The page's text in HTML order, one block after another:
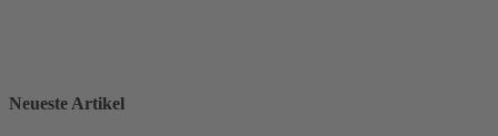
Neueste Artikel